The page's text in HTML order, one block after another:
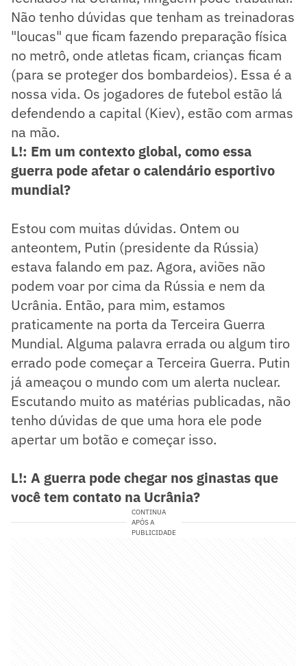
Não tenho dúvidas que tenham as treinadoras
"loucas" que ficam fazendo preparação física
no metrô, onde atletas ficam, crianças ficam
(para se proteger dos bombardeios). Essa é a
nossa vida. Os jogadores de futebol estão lá
defendendo a capital (Kiev), estão com armas
na mão.
L!: Em um contexto global, como essa
guerra pode afetar o calendário esportivo
mundial?
Estou com muitas dúvidas. Ontem ou
anteontem, Putin (presidente da Rússia)
estava falando em paz. Agora, aviões não
podem voar por cima da Rússia e nem da
Ucrânia. Então, para mim, estamos
praticamente na porta da Terceira Guerra
Mundial. Alguma palavra errada ou algum tiro
errado pode começar a Terceira Guerra. Putin
já ameaçou o mundo com um alerta nuclear.
Escutando muito as matérias publicadas, não
tenho dúvidas de que uma hora ele pode
apertar um botão e começar isso.
L!: A guerra pode chegar nos ginastas que
você tem contato na Ucrânia?
CONTINUA
APÓS A
PUBLICIDADE